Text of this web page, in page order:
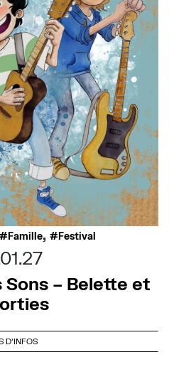
Famille, Festival
– Belette et
D'INFOS